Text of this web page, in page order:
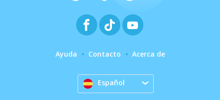
Ayuda Contacto Acerca de
Español